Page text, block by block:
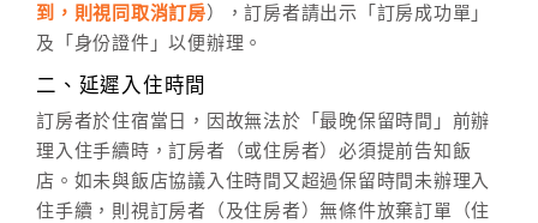
週一至週日： 客服聯絡單 、
到，則視同取消訂房），訂房者請出示「訂房成功單」
及「身份證件」以便辦理。
二、延遲入住時間
訂房者於住宿當日，因故無法於「最晚保留時間」前辦
理入住手續時，訂房者（或住房者）必須提前告知飯
店。如未與飯店協議入住時間又超過保留時間未辦理入
住手續，則視訂房者（及住房者）無條件放棄訂單（住